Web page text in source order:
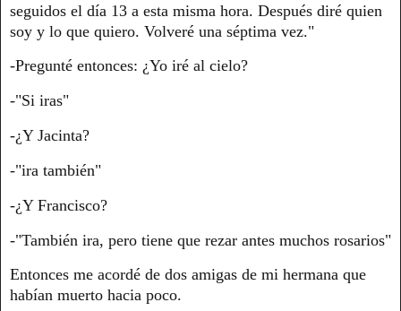
seguidos el día 13 a esta misma hora. Después diré quien
soy y lo que quiero. Volveré una séptima vez."
-Pregunté entonces: ¿Yo iré al cielo?
-"Si iras"
-¿Y Jacinta?
-"ira también"
-¿Y Francisco?
-"También ira, pero tiene que rezar antes muchos rosarios"
Entonces me acordé de dos amigas de mi hermana que
habían muerto hacia poco.